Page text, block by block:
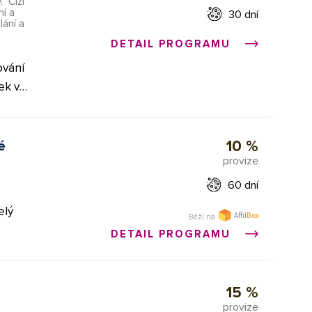
a
a
a
v
30 dní
DETAIL PROGRAMU
10 %
provize
60 dní
Běží na
DETAIL PROGRAMU
15 %
provize